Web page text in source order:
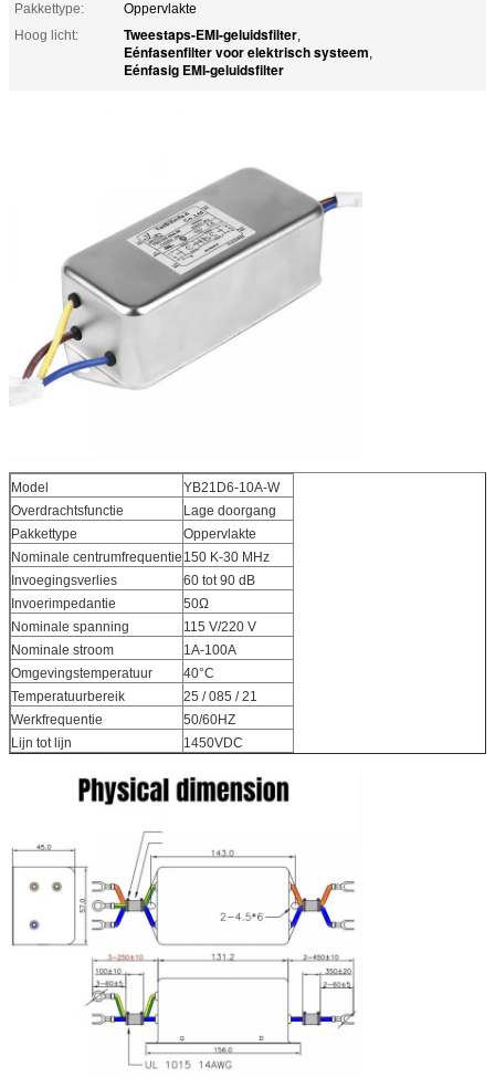
Pakkettype:
Oppervlakte
Hoog licht:
Tweestaps-EMI-geluidsfilter,
Eénfasenfilter voor elektrisch systeem,
Eénfasig EMI-geluidsfilter
Model
YB21D6-10A-W
Overdrachtsfunctie
Lage doorgang
Pakkettype
Oppervlakte
Nominale centrumfrequentie 150 K-30 MHz
Invoegingsverlies
60 tot 90 dB
Invoerimpedantie
50Ω
Nominale spanning
115 V/220 V
Nominale stroom
1A-100A
Omgevingstemperatuur
40°C
Temperatuurbereik
25 / 085 / 21
Werkfrequentie
50/60HZ
Lijn tot lijn
1450VDC